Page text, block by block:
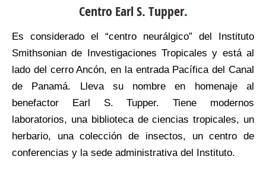
Centro Earl S. Tupper.
Es considerado el “centro neurálgico” del Instituto
Smithsonian de Investigaciones Tropicales y está al
lado del cerro Ancón, en la entrada Pacífica del Canal
de Panamá. Lleva su nombre en homenaje al
benefactor Earl S. Tupper. Tiene modernos
laboratorios, una biblioteca de ciencias tropicales, un
herbario, una colección de insectos, un centro de
conferencias y la sede administrativa del Instituto.